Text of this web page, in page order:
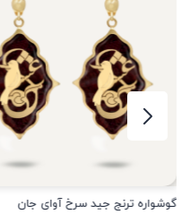
گوشواره ترنج جید سرخ آوای جان